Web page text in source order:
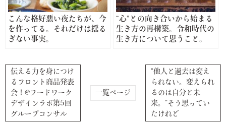
こんな格好悪い夜たちが、今
を作ってる。それだけは揺る
ぎない事実。
“心”との向き合いから始まる
生き方の再構築。令和時代の
生き方について思うこと。
伝える力を身につけ
るフロント商品発表
会！@フードワーク
デザインラボ第5回
グループコンサル
一覧ページ
“他人と過去は変え
られない。変えられ
るのは自分と未
来。”そう思ってい
たけれど